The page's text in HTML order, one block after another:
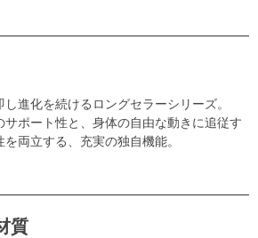
進化を続けるロングセラーシリーズ。
ポート性と、身体の自由な動きに追従す
両立する、充実の独自機能。
質